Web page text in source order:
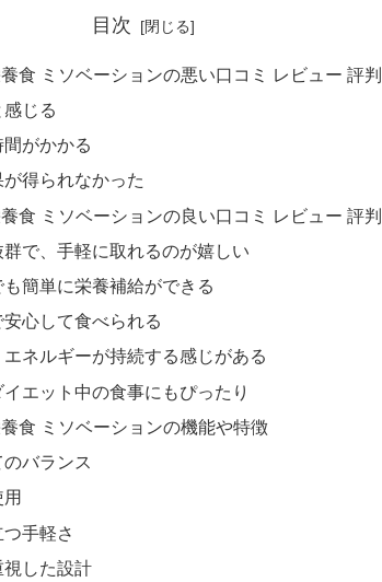
目次
食 ミソベーションの悪い口コミ レビュー 評判
じる
がかかる
得られなかった
食 ミソベーションの良い口コミ レビュー 評判
で、手軽に取れるのが嬉しい
簡単に栄養補給ができる
心して食べられる
ネルギーが持続する感じがある
エット中の食事にもぴったり
食 ミソベーションの機能や特徴
バランス
手軽さ
した設計